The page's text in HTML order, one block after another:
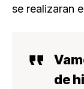
se realizaran
de